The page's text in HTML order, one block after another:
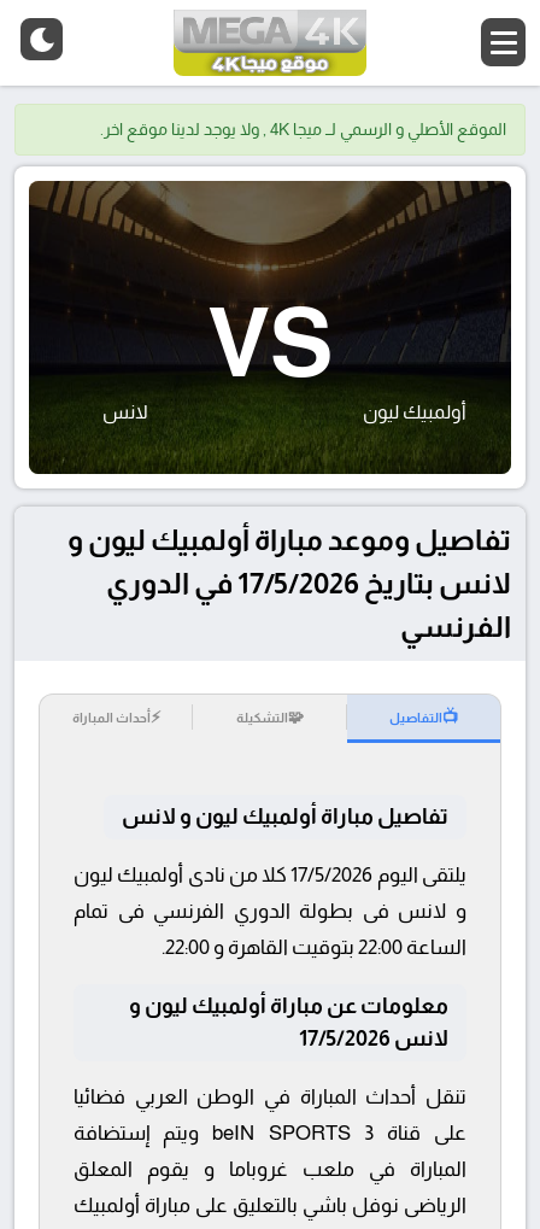
الموقع الأصلي و الرسمي لــ ميجا 4K , ولا يوجد لدينا موقع اخر.
أولمبيك ليون
VS
لانس
تفاصيل وموعد مباراة أولمبيك ليون و
لانس بتاريخ 17/5/2026 في الدوري
الفرنسي
📺التفاصيل 🧩التشكيلة ⚡أحداث المباراة
تفاصيل مباراة أولمبيك ليون و لانس
يلتقى اليوم 17/5/2026 كلا من نادى أولمبيك ليون
و لانس فى بطولة الدوري الفرنسي فى تمام
الساعة 22:00 بتوقيت القاهرة و 22:00.
معلومات عن مباراة أولمبيك ليون و
لانس 17/5/2026
تنقل أحداث المباراة في الوطن العربي فضائيا
على قناة beIN SPORTS 3 ويتم إستضافة
المباراة في ملعب غروباما و يقوم المعلق
الرياضى نوفل باشي بالتعليق على مباراة أولمبيك